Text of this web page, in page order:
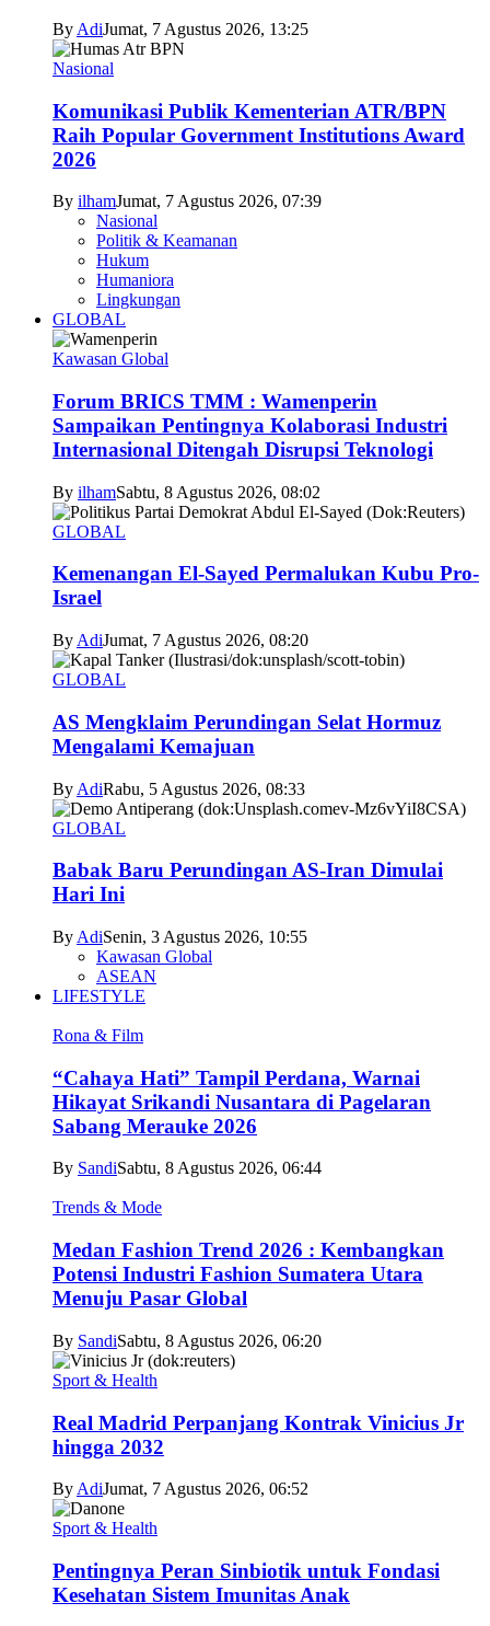
By AdiJumat, 7 Agustus 2026, 13:25
Nasional
Komunikasi Publik Kementerian ATR/BPN
Raih Popular Government Institutions Award
2026
By ilhamJumat, 7 Agustus 2026, 07:39
Nasional
Politik & Keamanan
Hukum
Humaniora
Lingkungan
GLOBAL
Kawasan Global
Forum BRICS TMM : Wamenperin
Sampaikan Pentingnya Kolaborasi Industri
Internasional Ditengah Disrupsi Teknologi
By ilhamSabtu, 8 Agustus 2026, 08:02
GLOBAL
Kemenangan El-Sayed Permalukan Kubu Pro-
Israel
By AdiJumat, 7 Agustus 2026, 08:20
GLOBAL
AS Mengklaim Perundingan Selat Hormuz
Mengalami Kemajuan
By AdiRabu, 5 Agustus 2026, 08:33
GLOBAL
Babak Baru Perundingan AS-Iran Dimulai
Hari Ini
By AdiSenin, 3 Agustus 2026, 10:55
Kawasan Global
ASEAN
LIFESTYLE
Rona & Film
“Cahaya Hati” Tampil Perdana, Warnai
Hikayat Srikandi Nusantara di Pagelaran
Sabang Merauke 2026
By SandiSabtu, 8 Agustus 2026, 06:44
Trends & Mode
Medan Fashion Trend 2026 : Kembangkan
Potensi Industri Fashion Sumatera Utara
Menuju Pasar Global
By SandiSabtu, 8 Agustus 2026, 06:20
Sport & Health
Real Madrid Perpanjang Kontrak Vinicius Jr
hingga 2032
By AdiJumat, 7 Agustus 2026, 06:52
Sport & Health
Pentingnya Peran Sinbiotik untuk Fondasi
Kesehatan Sistem Imunitas Anak